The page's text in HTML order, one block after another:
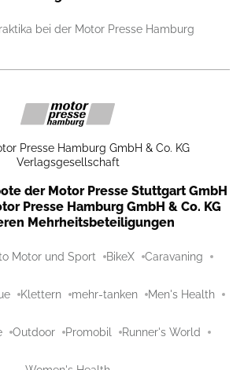
bei der Motor Presse Hamburg
Presse Hamburg GmbH & Co. KG
Verlagsgesellschaft
der Motor Presse Stuttgart GmbH
Presse Hamburg GmbH & Co. KG
Mehrheitsbeteiligungen
Motor und Sport BikeX Caravaning
Klettern mehr-tanken Men's Health
Outdoor Promobil Runner's World